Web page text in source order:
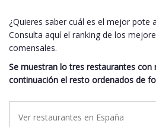
¿Quieres saber cuál es el mejor pote
Consulta aquí el ranking de los
comensales.
Se muestran lo tres restaurantes con
continuación el resto ordenados de
Ver restaurantes en España